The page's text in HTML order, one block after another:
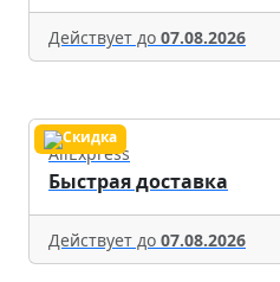
Действует до 07.08.2026
AliExpress
Быстрая доставка
Действует до 07.08.2026